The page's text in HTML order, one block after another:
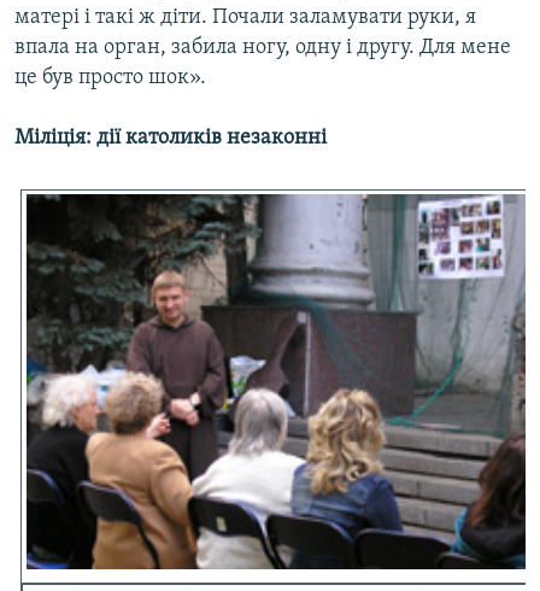
матері і такі ж діти. Почали заламувати руки, я
впала на орган, забила ногу, одну і другу. Для мене
це був просто шок».
Міліція: дії католиків незаконні